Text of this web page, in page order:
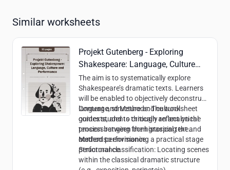
Similar worksheets
Projekt Gutenberg - Exploring
Shakespeare: Language, Culture
and Performance
The aim is to systematically explore
Shakespeare’s dramatic texts. Learners
will be enabled to objectively deconstruct
language, structure and cultural
contexts, and to critically reflect on the
tension between the historical text and
modern performance.
Content and Methods:The worksheet
guides students through an analytical
process ranging from grasping the
content to envisioning a practical stage
performance.
Methods:
Structural classification: Locating scenes
within the classical dramatic structure